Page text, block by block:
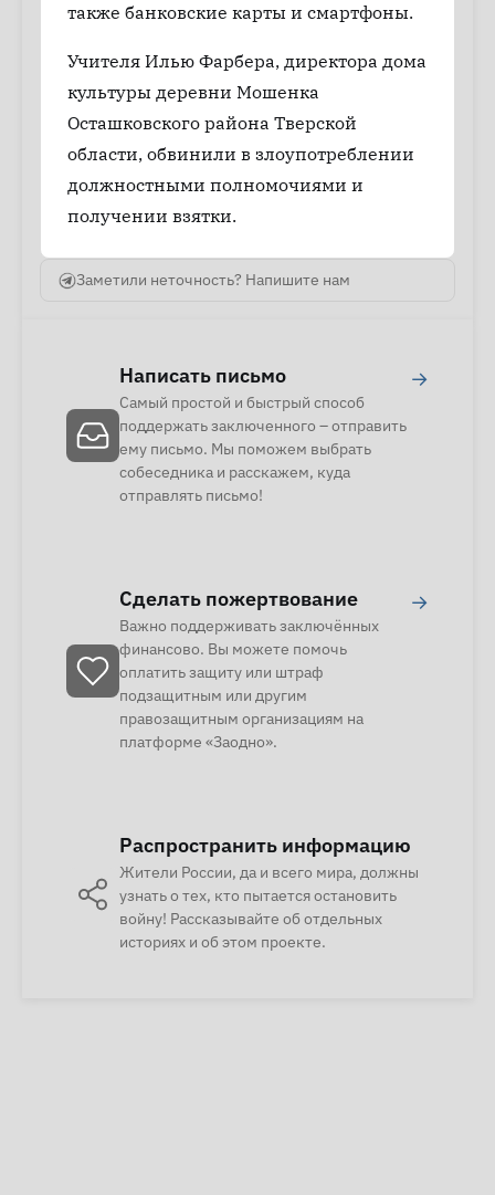
также банковские карты и смартфоны.
Учителя Илью Фарбера, директора дома
культуры деревни Мошенка
Осташковского района Тверской
области, обвинили в злоупотреблении
должностными полномочиями и
получении взятки.
Заметили неточность? Напишите нам
Написать письмо
Самый простой и быстрый способ
поддержать заключенного – отправить
ему письмо. Мы поможем выбрать
собеседника и расскажем, куда
отправлять письмо!
→
Сделать пожертвование
Важно поддерживать заключённых
финансово. Вы можете помочь
оплатить защиту или штраф
подзащитным или другим
правозащитным организациям на
платформе «Заодно».
→
Распространить информацию
Жители России, да и всего мира, должны
узнать о тех, кто пытается остановить
войну! Рассказывайте об отдельных
историях и об этом проекте.